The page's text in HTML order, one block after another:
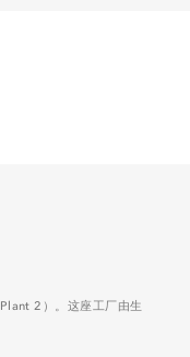
2）。这座工厂由生